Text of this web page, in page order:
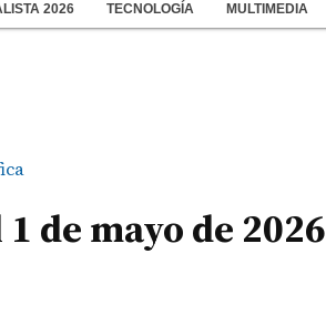
2026 TECNOLOGÍA MULTIMEDIA
de mayo de 2026